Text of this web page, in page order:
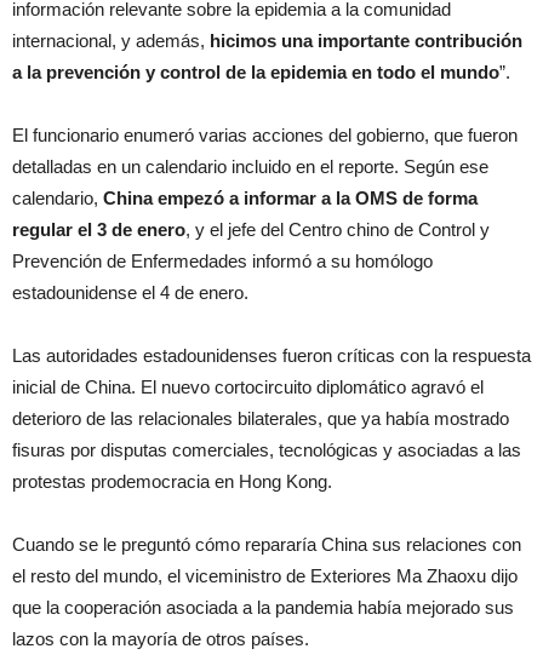
información relevante sobre la epidemia a la comunidad
internacional, y además, hicimos una importante contribución
a la prevención y control de la epidemia en todo el mundo”.
El funcionario enumeró varias acciones del gobierno, que fueron
detalladas en un calendario incluido en el reporte. Según ese
calendario, China empezó a informar a la OMS de forma
regular el 3 de enero, y el jefe del Centro chino de Control y
Prevención de Enfermedades informó a su homólogo
estadounidense el 4 de enero.
Las autoridades estadounidenses fueron críticas con la respuesta
inicial de China. El nuevo cortocircuito diplomático agravó el
deterioro de las relacionales bilaterales, que ya había mostrado
fisuras por disputas comerciales, tecnológicas y asociadas a las
protestas prodemocracia en Hong Kong.
Cuando se le preguntó cómo repararía China sus relaciones con
el resto del mundo, el viceministro de Exteriores Ma Zhaoxu dijo
que la cooperación asociada a la pandemia había mejorado sus
lazos con la mayoría de otros países.